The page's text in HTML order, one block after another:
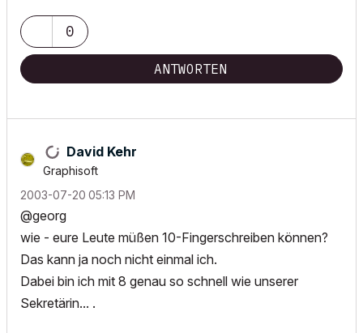
0
ANTWORTEN
David Kehr
Graphisoft
‎2003-07-20 05:13 PM
@georg
wie - eure Leute müßen 10-Fingerschreiben können?
Das kann ja noch nicht einmal ich.
Dabei bin ich mit 8 genau so schnell wie unserer
Sekretärin... .